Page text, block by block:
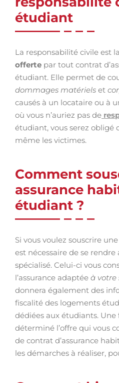
étudiant
La responsabilité civile est
offerte par tout contrat
étudiant. Elle permet de
dommages matériels et
causés à un locataire ou à
où vous n’auriez pas de
étudiant, vous serez obligé
même les victimes.
Comment
assurance
étudiant ?
Si vous voulez souscrire une
est nécessaire de se
spécialisé. Celui-ci vous
l’assurance adaptée à votre
donnera également des
fiscalité des logements
dédiées aux étudiants. Une
déterminé l’offre qui vous
de contrat d’assurance
les démarches à réaliser,